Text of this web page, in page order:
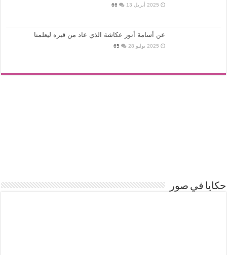
2025 أبريل 13 66
عن أسامة أنور عكاشة الذي عاد من قبره ليعلمنا
2025 يوليو 28 65
حكايا في صور